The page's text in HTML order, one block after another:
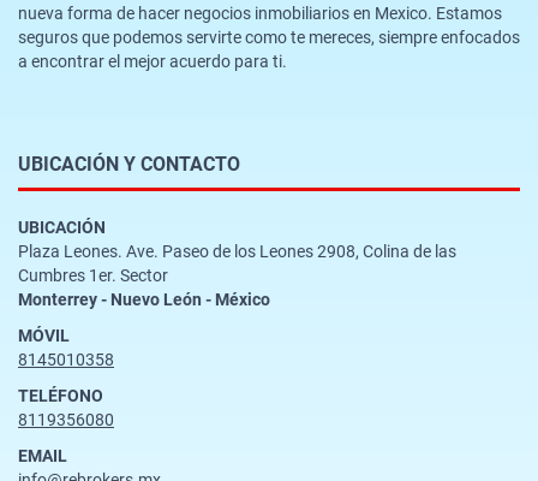
nueva forma de hacer negocios inmobiliarios en Mexico. Estamos
seguros que podemos servirte como te mereces, siempre enfocados
a encontrar el mejor acuerdo para ti.
UBICACIÓN Y CONTACTO
UBICACIÓN
Plaza Leones. Ave. Paseo de los Leones 2908, Colina de las
Cumbres 1er. Sector
Monterrey - Nuevo León - México
MÓVIL
8145010358
TELÉFONO
8119356080
EMAIL